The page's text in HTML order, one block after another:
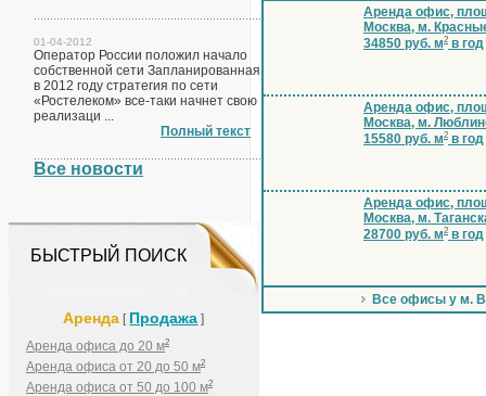
01-04-2012
Оператор России положил начало
собственной сети Запланированная
в 2012 году стратегия по сети
«Ростелеком» все-таки начнет свою
реализаци ...
Полный текст
Все новости
БЫСТРЫЙ ПОИСК
Аренда [ Продажа ]
Аренда офиса до 20 м2
Аренда офиса от 20 до 50 м2
Аренда офиса от 50 до 100 м2
Аренда офис,
Москва, м.
34850 руб. м2 в год
Аренда офис,
Москва, м.
15580 руб. м2 в год
Аренда офис,
Москва, м.
28700 руб. м2 в год
Все офисы у м.